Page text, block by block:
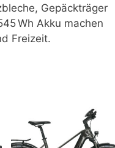
Gepäckträger
Wh Akku machen
Freizeit.